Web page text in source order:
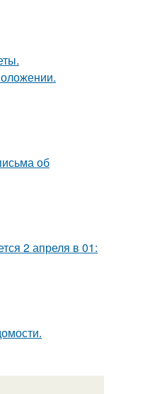
об
2 апреля в 01: